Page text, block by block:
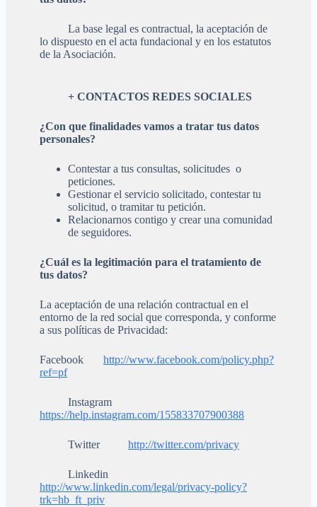
La base legal es contractual, la aceptación de
lo dispuesto en el acta fundacional y en los estatutos
de la Asociación.
+ CONTACTOS REDES SOCIALES
¿Con que finalidades vamos a tratar tus datos
personales?
Contestar a tus consultas, solicitudes o
peticiones.
Gestionar el servicio solicitado, contestar tu
solicitud, o tramitar tu petición.
Relacionarnos contigo y crear una comunidad
de seguidores.
¿Cuál es la legitimación para el tratamiento de
tus datos?
La aceptación de una relación contractual en el
entorno de la red social que corresponda, y conforme
a sus políticas de Privacidad:
Facebook http://www.facebook.com/policy.php?
ref=pf
Instagram
https://help.instagram.com/155833707900388
Twitter http://twitter.com/privacy
Linkedin
http://www.linkedin.com/legal/privacy-policy?
trk=hb_ft_priv